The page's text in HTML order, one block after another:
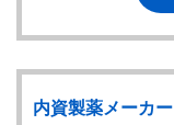
内資製薬メーカー